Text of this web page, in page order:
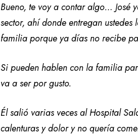
Bueno, te voy a contar algo… José
sector, ahí donde entregan
familia porque ya días no recibe
Si pueden hablen con la familia
va a ser por gusto.
Él salió varias veces al Hospital
calenturas y dolor y no quería